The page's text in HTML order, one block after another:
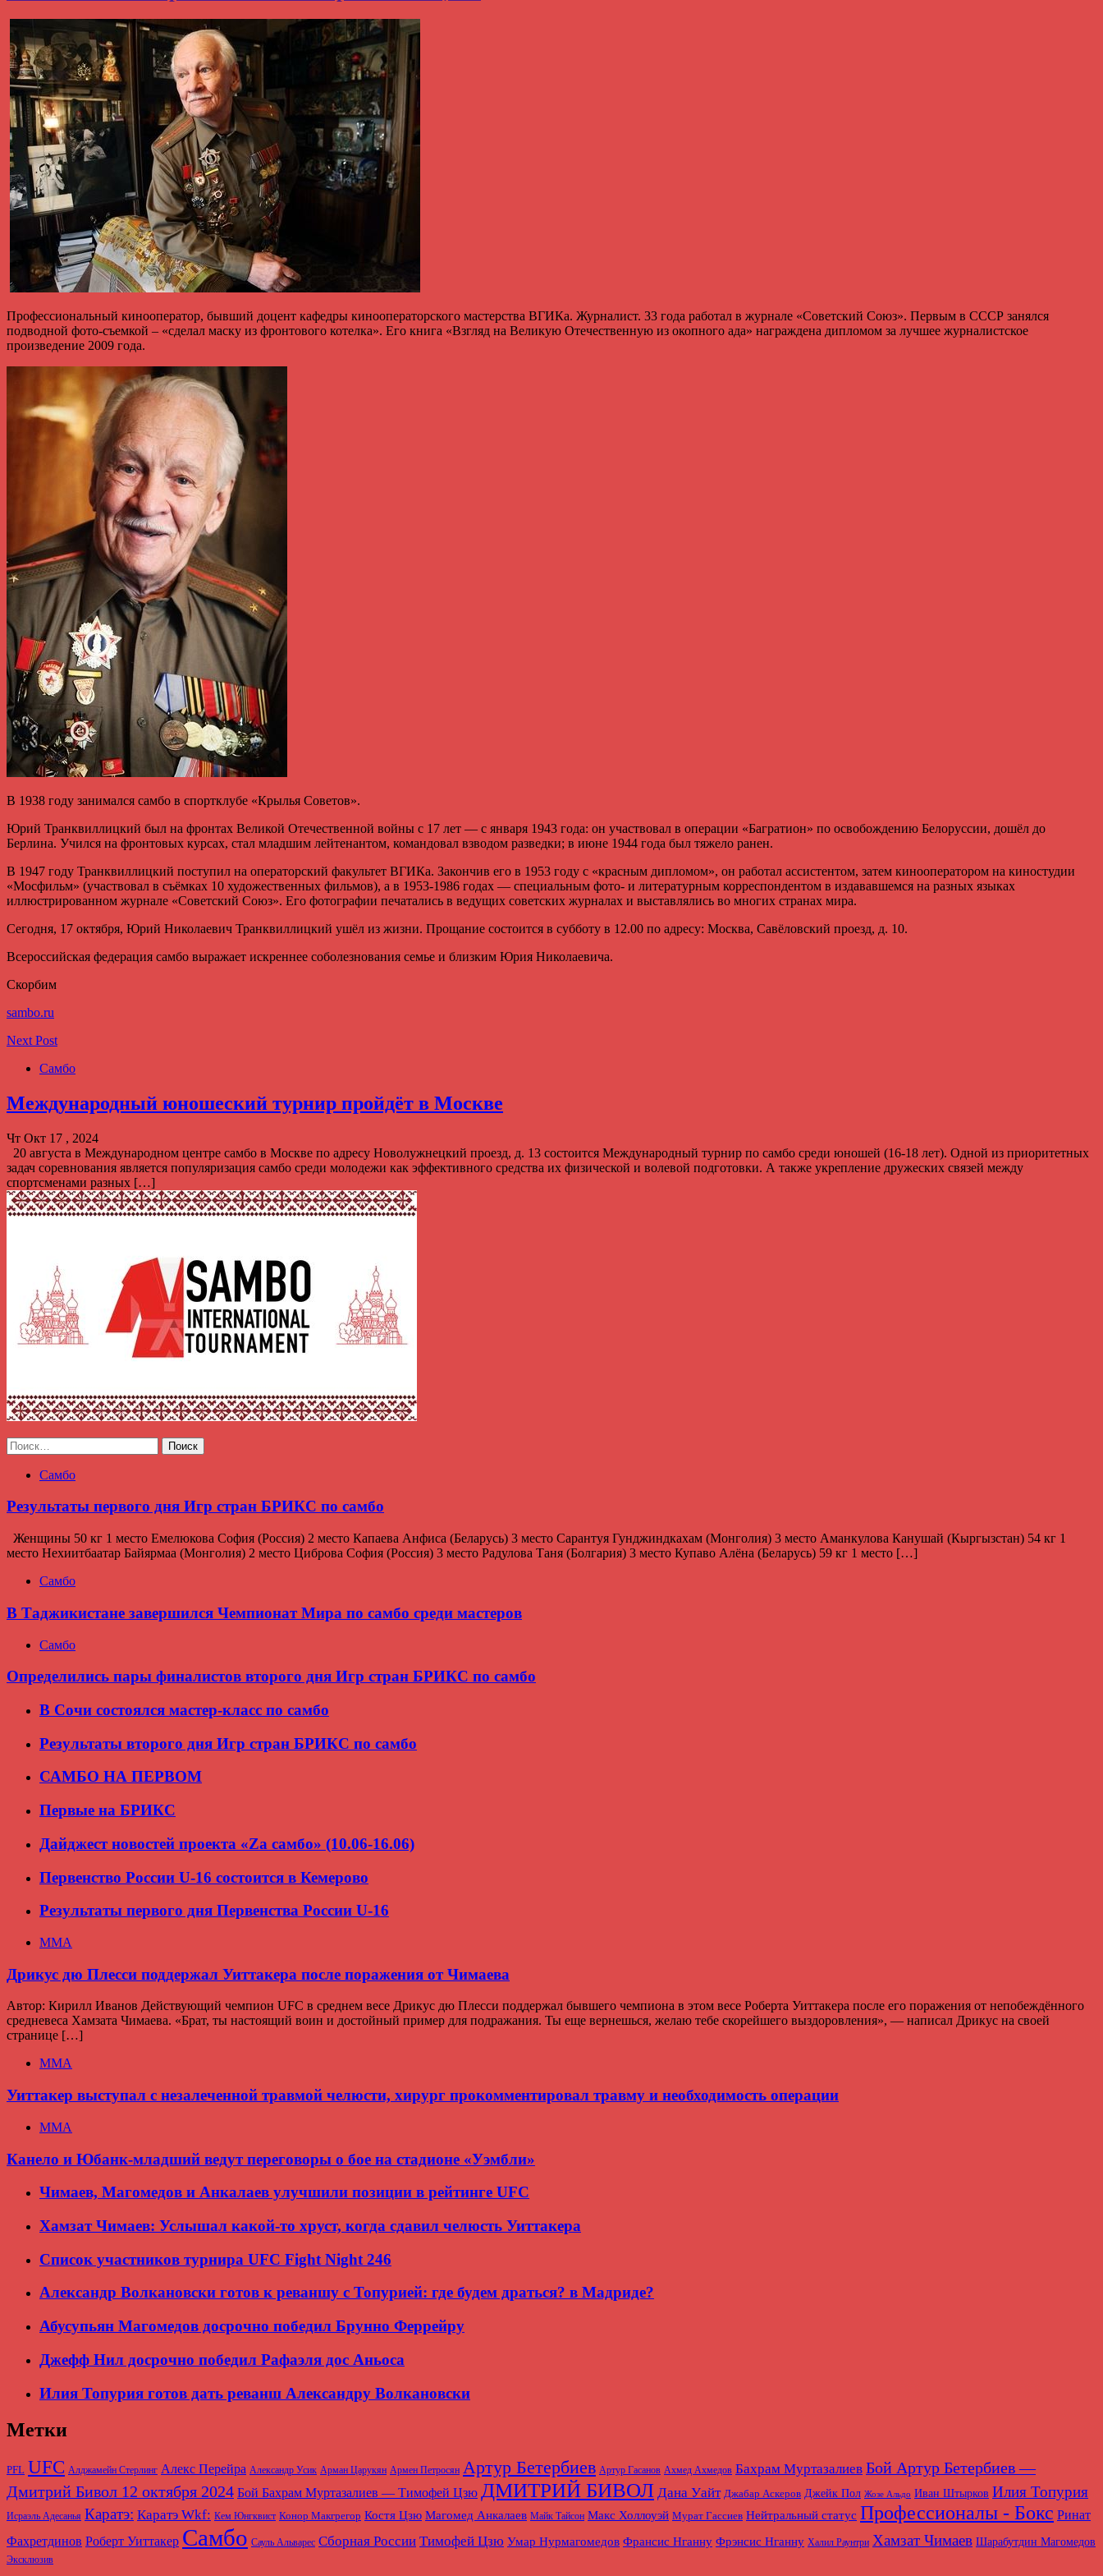
Профессиональный кинооператор, бывший доцент кафедры кинооператорского мастерства ВГИКа. Журналист. 33 года работал в журнале «Советский Союз». Первым в СССР занялся
подводной фото-съемкой – «сделал маску из фронтового котелка». Его книга «Взгляд на Великую Отечественную из окопного ада» награждена дипломом за лучшее журналистское
произведение 2009 года.
В 1938 году занимался самбо в спортклубе «Крылья Советов».
Юрий Транквиллицкий был на фронтах Великой Отечественной войны c 17 лет — с января 1943 года: он участвовал в операции «Багратион» по освобождению Белоруссии, дошёл до
Берлина. Учился на фронтовых курсах, стал младшим лейтенантом, командовал взводом разведки; в июне 1944 года был тяжело ранен.
В 1947 году Транквиллицкий поступил на операторский факультет ВГИКа. Закончив его в 1953 году с «красным дипломом», он работал ассистентом, затем кинооператором на киностудии
«Мосфильм» (участвовал в съёмках 10 художественных фильмов), а в 1953-1986 годах — специальным фото- и литературным корреспондентом в издававшемся на разных языках
иллюстрированном журнале «Советский Союз». Его фотографии печатались в ведущих советских журналах и выставлялись во многих странах мира.
Сегодня, 17 октября, Юрий Николаевич Транквиллицкий ушёл из жизни. Прощание состоится в субботу в 12.00 по адресу: Москва, Савёловский проезд, д. 10.
Всероссийская федерация самбо выражает искреннее соболезнования семье и близким Юрия Николаевича.
Скорбим
sambo.ru
Next Post
Самбо
Международный юношеский турнир пройдёт в Москве
Чт Окт 17 , 2024
20 августа в Международном центре самбо в Москве по адресу Новолужнецкий проезд, д. 13 состоится Международный турнир по самбо среди юношей (16-18 лет). Одной из приоритетных
задач соревнования является популяризация самбо среди молодежи как эффективного средства их физической и волевой подготовки. А также укрепление дружеских связей между
спортсменами разных […]
Найти:
Самбо
Результаты первого дня Игр стран БРИКС по самбо
Женщины 50 кг 1 место Емелюкова София (Россия) 2 место Капаева Анфиса (Беларусь) 3 место Сарантуя Гунджиндкахам (Монголия) 3 место Аманкулова Канушай (Кыргызстан) 54 кг 1
место Нехиитбаатар Байярмаа (Монголия) 2 место Циброва София (Россия) 3 место Радулова Таня (Болгария) 3 место Купаво Алёна (Беларусь) 59 кг 1 место […]
Самбо
В Таджикистане завершился Чемпионат Мира по самбо среди мастеров
Самбо
Определились пары финалистов второго дня Игр стран БРИКС по самбо
В Сочи состоялся мастер-класс по самбо
Результаты второго дня Игр стран БРИКС по самбо
САМБО НА ПЕРВОМ
Первые на БРИКС
Дайджест новостей проекта «Zа самбо» (10.06-16.06)
Первенство России U-16 состоится в Кемерово
Результаты первого дня Первенства России U-16
ММА
Дрикус дю Плесси поддержал Уиттакера после поражения от Чимаева
Автор: Кирилл Иванов Действующий чемпион UFC в среднем весе Дрикус дю Плесси поддержал бывшего чемпиона в этом весе Роберта Уиттакера после его поражения от непобеждённого
средневеса Хамзата Чимаева. «Брат, ты настоящий воин и достойный пример для подражания. Ты еще вернешься, желаю тебе скорейшего выздоровления», — написал Дрикус на своей
странице […]
ММА
Уиттакер выступал с незалеченной травмой челюсти, хирург прокомментировал травму и необходимость операции
ММА
Канело и Юбанк-младший ведут переговоры о бое на стадионе «Уэмбли»
Чимаев, Магомедов и Анкалаев улучшили позиции в рейтинге UFC
Хамзат Чимаев: Услышал какой-то хруст, когда сдавил челюсть Уиттакера
Список участников турнира UFC Fight Night 246
Александр Волкановски готов к реваншу с Топурией: где будем драться? в Мадриде?
Абусупьян Магомедов досрочно победил Брунно Феррейру
Джефф Нил досрочно победил Рафаэля дос Аньоса
Илия Топурия готов дать реванш Александру Волкановски
Метки
PFL UFC Алджамейн Стерлинг Алекс Перейра Александр Усик Арман Царукян Армен Петросян Артур Бетербиев Артур Гасанов Ахмед Ахмедов Бахрам Муртазалиев Бой Артур Бетербиев —
Дмитрий Бивол 12 октября 2024 Бой Бахрам Муртазалиев — Тимофей Цзю ДМИТРИЙ БИВОЛ Дана Уайт Джабар Аскеров Джейк Пол Жозе Альдо Иван Штырков Илия Топурия
Исраэль Адесанья Каратэ: Каратэ Wkf: Кем Юнгквист Конор Макгрегор Костя Цзю Магомед Анкалаев Майк Тайсон Макс Холлоуэй Мурат Гассиев Нейтральный статус Профессионалы - Бокс Ринат
Фахретдинов Роберт Уиттакер Самбо Сауль Альварес Сборная России Тимофей Цзю Умар Нурмагомедов Франсис Нганну Фрэнсис Нганну Халил Раунтри Хамзат Чимаев Шарабутдин Магомедов
Эксклюзив